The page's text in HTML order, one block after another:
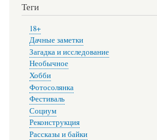
Теги
18+
Дачные заметки
Загадка и исследование
Необычное
Хобби
Фотосолянка
Фестиваль
Социум
Реконструкция
Рассказы и байки